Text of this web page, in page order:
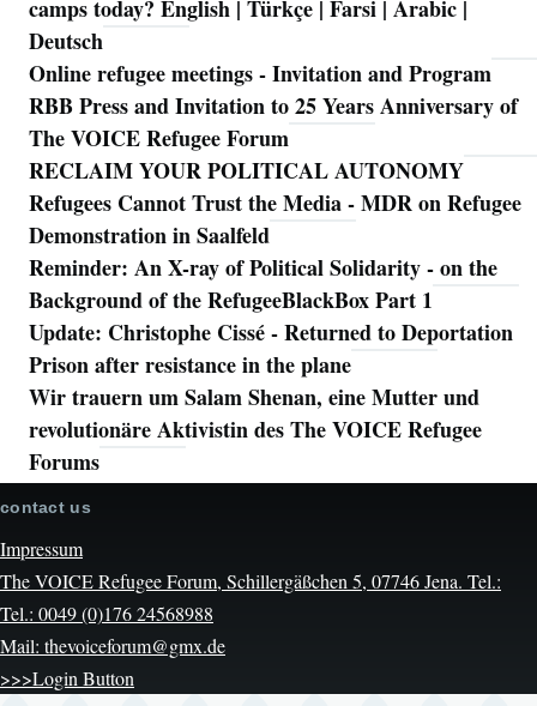
camps today? English | Türkçe | Farsi | Arabic |
Deutsch
Online refugee meetings - Invitation and Program
RBB Press and Invitation to 25 Years Anniversary of
The VOICE Refugee Forum
RECLAIM YOUR POLITICAL AUTONOMY
Refugees Cannot Trust the Media - MDR on Refugee
Demonstration in Saalfeld
Reminder: An X-ray of Political Solidarity - on the
Background of the RefugeeBlackBox Part 1
Update: Christophe Cissé - Returned to Deportation
Prison after resistance in the plane
Wir trauern um Salam Shenan, eine Mutter und
revolutionäre Aktivistin des The VOICE Refugee
Forums
contact us
Impressum
The VOICE Refugee Forum, Schillergäßchen 5, 07746 Jena. Tel.:
Tel.: 0049 (0)176 24568988
Mail: thevoiceforum@gmx.de
>>>Login Button